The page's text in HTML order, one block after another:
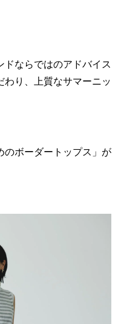
ドならではのアドバイス
り、上質なサマーニッ
のボーダートップス」が